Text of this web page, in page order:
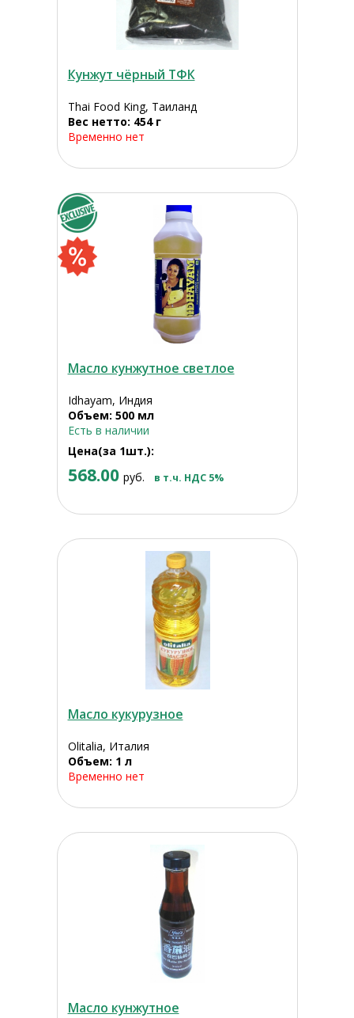
Кунжут чёрный ТФК
Thai Food King, Таиланд
Вес нетто: 454 г
Временно нет
Масло кунжутное светлое
Idhayam, Индия
Объем: 500 мл
Есть в наличии
Цена(за 1шт.):
568.00 руб. в т.ч. НДС 5%
Масло кукурузное
Olitalia, Италия
Объем: 1 л
Временно нет
Масло кунжутное